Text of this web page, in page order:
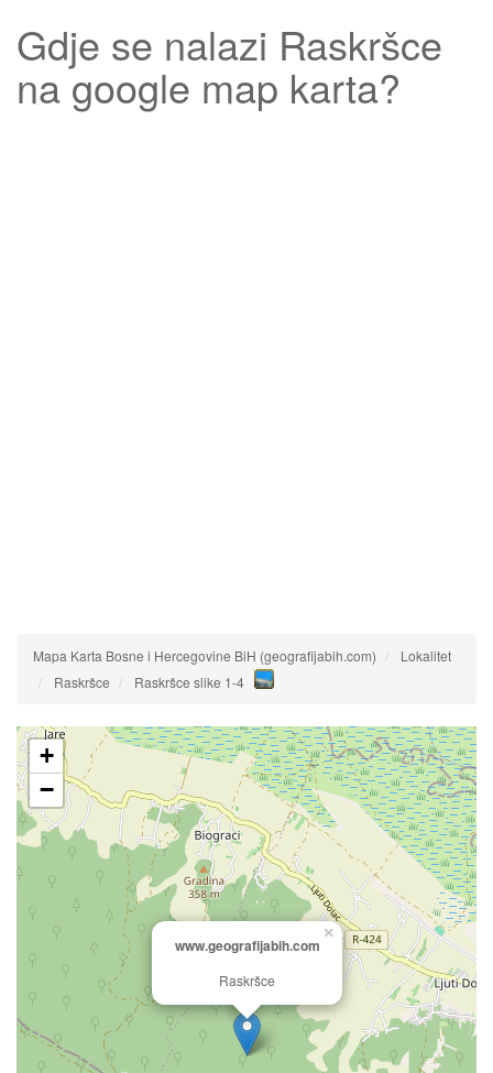
Gdje se nalazi Raskršce
na google map karta?
Mapa Karta Bosne i Hercegovine BiH (geografijabih.com)
Lokalitet
Raskršce
Raskršce slike 1-4
www.geografijabih.com
Raskršce
×
+
−